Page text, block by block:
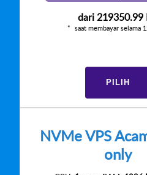
dari 219350.99
saat membayar selama
PILIH
NVMe VPS
only